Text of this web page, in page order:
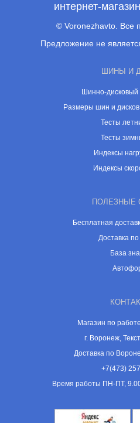
интернет-
© Voronezhavto. Все
Предложение не
ШИНЫ И
Шинно-дисковый
Размеры шин и
Тесты
Тесты
Индексы
Индексы
ПОЛЕЗНЫЕ
Бесплатная
Доставка
База
Магазин по
г. Воронеж,
Доставка по
+7(473)
Время работы ПН-ПТ,